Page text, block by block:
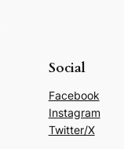
Social
Facebook
Instagram
Twitter/X